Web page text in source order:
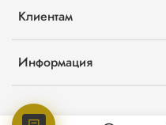
Клиентам
Информация